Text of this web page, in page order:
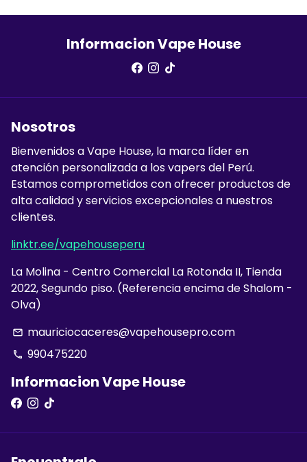
Informacion Vape House
Nosotros
Bienvenidos a Vape House, la marca líder en
atención personalizada a los vapers del Perú.
Estamos comprometidos con ofrecer productos de
alta calidad y servicios excepcionales a nuestros
clientes.
linktr.ee/vapehouseperu
La Molina - Centro Comercial La Rotonda II, Tienda
2022, Segundo piso. (Referencia encima de Shalom -
Olva)
email mauriciocaceres@vapehousepro.com
phone 990475220
Informacion Vape House